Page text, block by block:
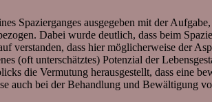
Spazierganges ausgegeben mit der
Dabei wurde deutlich, dass beim
dass hier möglicherweise der
(oft unterschätztes) Potenzial der
die Vermutung herausgestellt, dass eine
auch bei der Behandlung und Bewältigung